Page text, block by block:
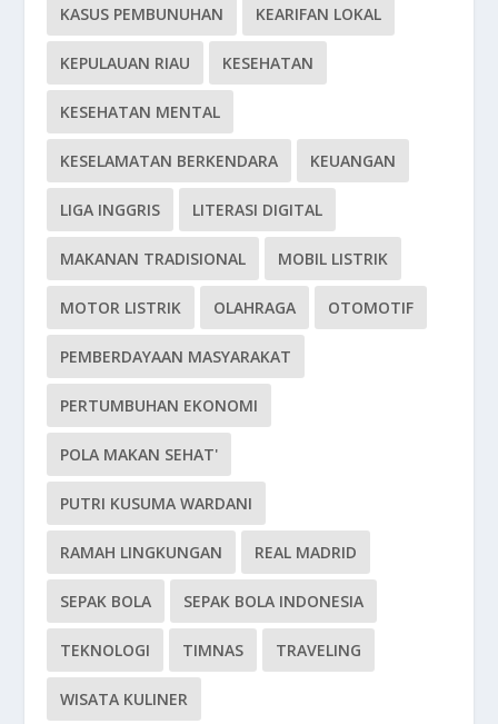
KASUS PEMBUNUHAN KEARIFAN LOKAL
KEPULAUAN RIAU KESEHATAN
KESEHATAN MENTAL
KESELAMATAN BERKENDARA KEUANGAN
LIGA INGGRIS LITERASI DIGITAL
MAKANAN TRADISIONAL MOBIL LISTRIK
MOTOR LISTRIK OLAHRAGA OTOMOTIF
PEMBERDAYAAN MASYARAKAT
PERTUMBUHAN EKONOMI
POLA MAKAN SEHAT'
PUTRI KUSUMA WARDANI
RAMAH LINGKUNGAN REAL MADRID
SEPAK BOLA SEPAK BOLA INDONESIA
TEKNOLOGI TIMNAS TRAVELING
WISATA KULINER